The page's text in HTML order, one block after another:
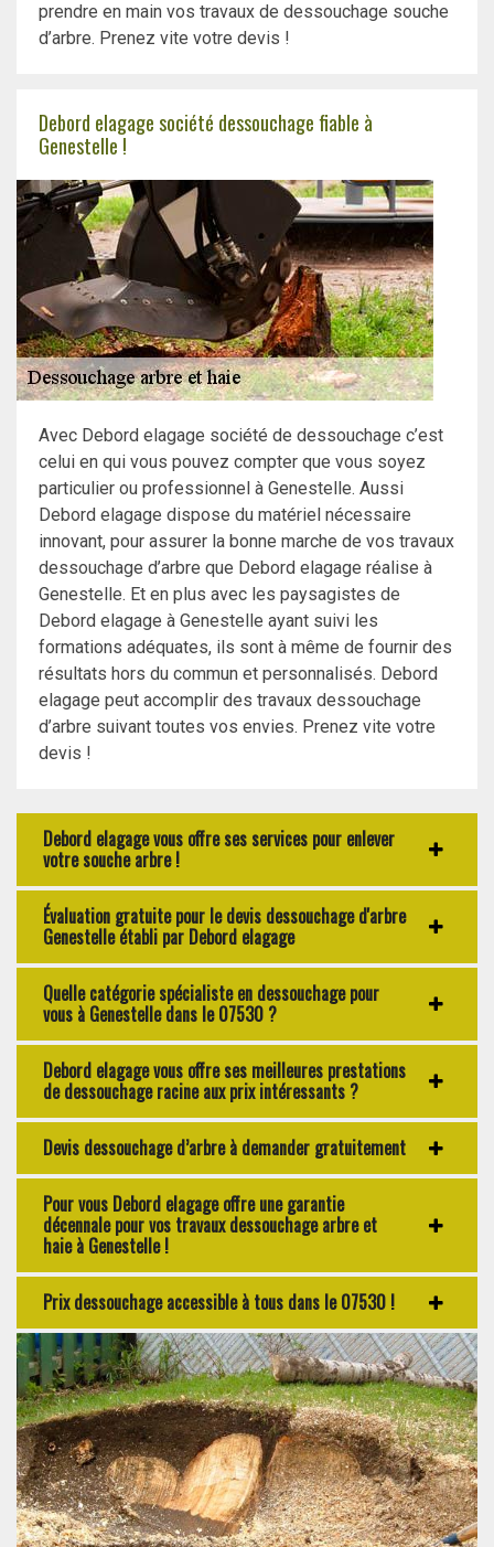
prendre en main vos travaux de dessouchage souche
d’arbre. Prenez vite votre devis !
Debord elagage société dessouchage fiable à
Genestelle !
Avec Debord elagage société de dessouchage c’est
celui en qui vous pouvez compter que vous soyez
particulier ou professionnel à Genestelle. Aussi
Debord elagage dispose du matériel nécessaire
innovant, pour assurer la bonne marche de vos travaux
dessouchage d’arbre que Debord elagage réalise à
Genestelle. Et en plus avec les paysagistes de
Debord elagage à Genestelle ayant suivi les
formations adéquates, ils sont à même de fournir des
résultats hors du commun et personnalisés. Debord
elagage peut accomplir des travaux dessouchage
d’arbre suivant toutes vos envies. Prenez vite votre
devis !
Debord elagage vous offre ses services pour enlever
votre souche arbre !
Évaluation gratuite pour le devis dessouchage d'arbre
Genestelle établi par Debord elagage
Quelle catégorie spécialiste en dessouchage pour
vous à Genestelle dans le 07530 ?
Debord elagage vous offre ses meilleures prestations
de dessouchage racine aux prix intéressants ?
Devis dessouchage d’arbre à demander gratuitement
Pour vous Debord elagage offre une garantie
décennale pour vos travaux dessouchage arbre et
haie à Genestelle !
Prix dessouchage accessible à tous dans le 07530 !